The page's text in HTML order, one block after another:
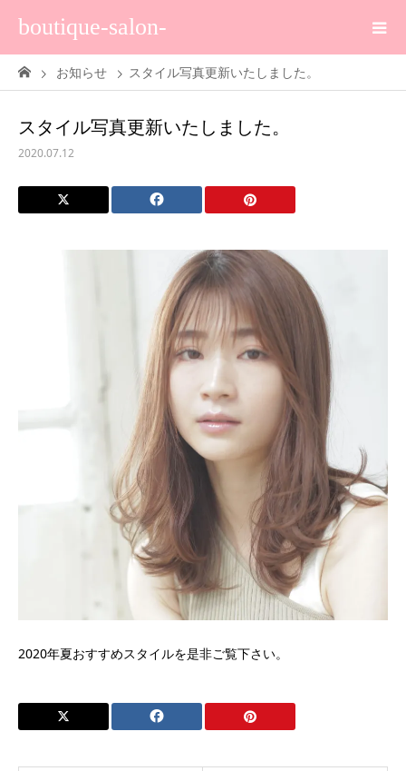
boutique-salon-
お知らせ スタイル写真更新いたしました。
スタイル写真更新いたしました。
2020.07.12
2020年夏おすすめスタイルを是非ご覧下さい。